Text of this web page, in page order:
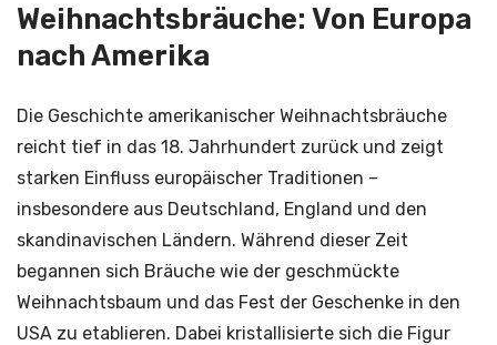
Weihnachtsbräuche: Von Europa
nach Amerika
Die Geschichte amerikanischer Weihnachtsbräuche
reicht tief in das 18. Jahrhundert zurück und zeigt
starken Einfluss europäischer Traditionen –
insbesondere aus Deutschland, England und den
skandinavischen Ländern. Während dieser Zeit
begannen sich Bräuche wie der geschmückte
Weihnachtsbaum und das Fest der Geschenke in den
USA zu etablieren. Dabei kristallisierte sich die Figur